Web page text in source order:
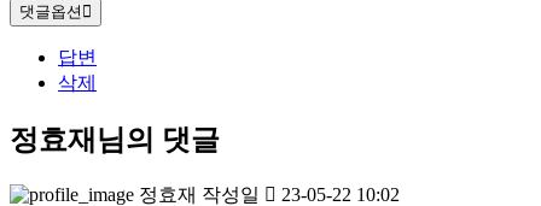
댓글옵션
답변
삭제
정효재님의 댓글
정효재 작성일 23-05-22 10:02